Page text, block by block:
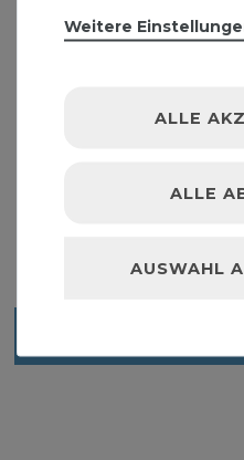
Gartenhahn
Weitere
ALLE
ALLE
AUSWAHL